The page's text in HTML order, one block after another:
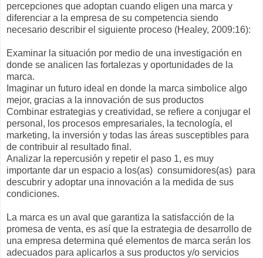
percepciones que adoptan cuando eligen una marca y
diferenciar a la empresa de su competencia siendo
necesario describir el siguiente proceso (Healey, 2009:16):
Examinar la situación por medio de una investigación en
donde se analicen las fortalezas y oportunidades de la
marca.
Imaginar un futuro ideal en donde la marca simbolice algo
mejor, gracias a la innovación de sus productos
Combinar estrategias y creatividad, se refiere a conjugar el
personal, los procesos empresariales, la tecnología, el
marketing, la inversión y todas las áreas susceptibles para
de contribuir al resultado final.
Analizar la repercusión y repetir el paso 1, es muy
importante dar un espacio a los(as) consumidores(as) para
descubrir y adoptar una innovación a la medida de sus
condiciones.
La marca es un aval que garantiza la satisfacción de la
promesa de venta, es así que la estrategia de desarrollo de
una empresa determina qué elementos de marca serán los
adecuados para aplicarlos a sus productos y/o servicios